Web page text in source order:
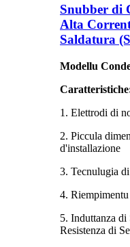
Snubber di
Alta
Saldatura
Modellu
1. Elettrodi di
2. Piccula
d'installazione
3. Tecnulugia
4. Riempimentu
5. Induttanza di
Resistenza di